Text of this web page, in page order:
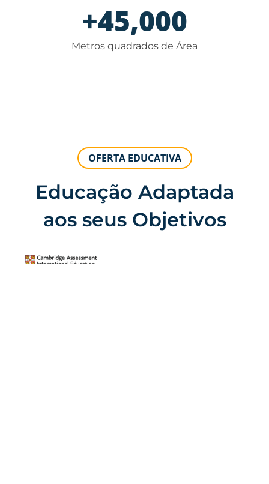
Metros quadrados de Área
+45,000
OFERTA EDUCATIVA
Educação Adaptada
aos seus Objetivos